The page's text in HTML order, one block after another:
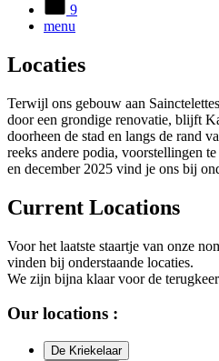
9
menu
Locaties
Terwijl ons gebouw aan
door een grondige renovatie, blijft
doorheen de stad en langs de rand
reeks andere podia, voorstellingen
en december 2025 vind je ons bij
Current Locations
Voor het laatste staartje van onze
vinden bij onderstaande locaties.
We zijn bijna klaar voor de
Our locations :
De Kriekelaar